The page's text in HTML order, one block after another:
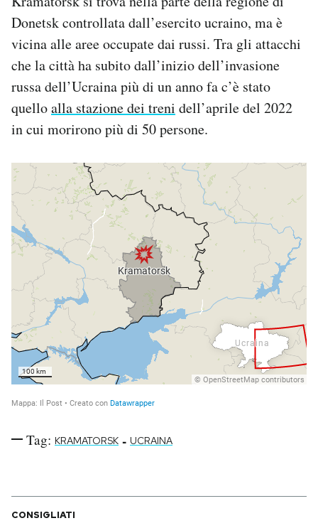
Donetsk controllata dall’esercito ucraino, ma è
vicina alle aree occupate dai russi. Tra gli attacchi
che la città ha subito dall’inizio dell’invasione
russa dell’Ucraina più di un anno fa c’è stato
quelloalla stazione dei treni dell’aprile del 2022
in cui morirono più di 50 persone.
Tag: KRAMATORSK - UCRAINA
CONSIGLIATI